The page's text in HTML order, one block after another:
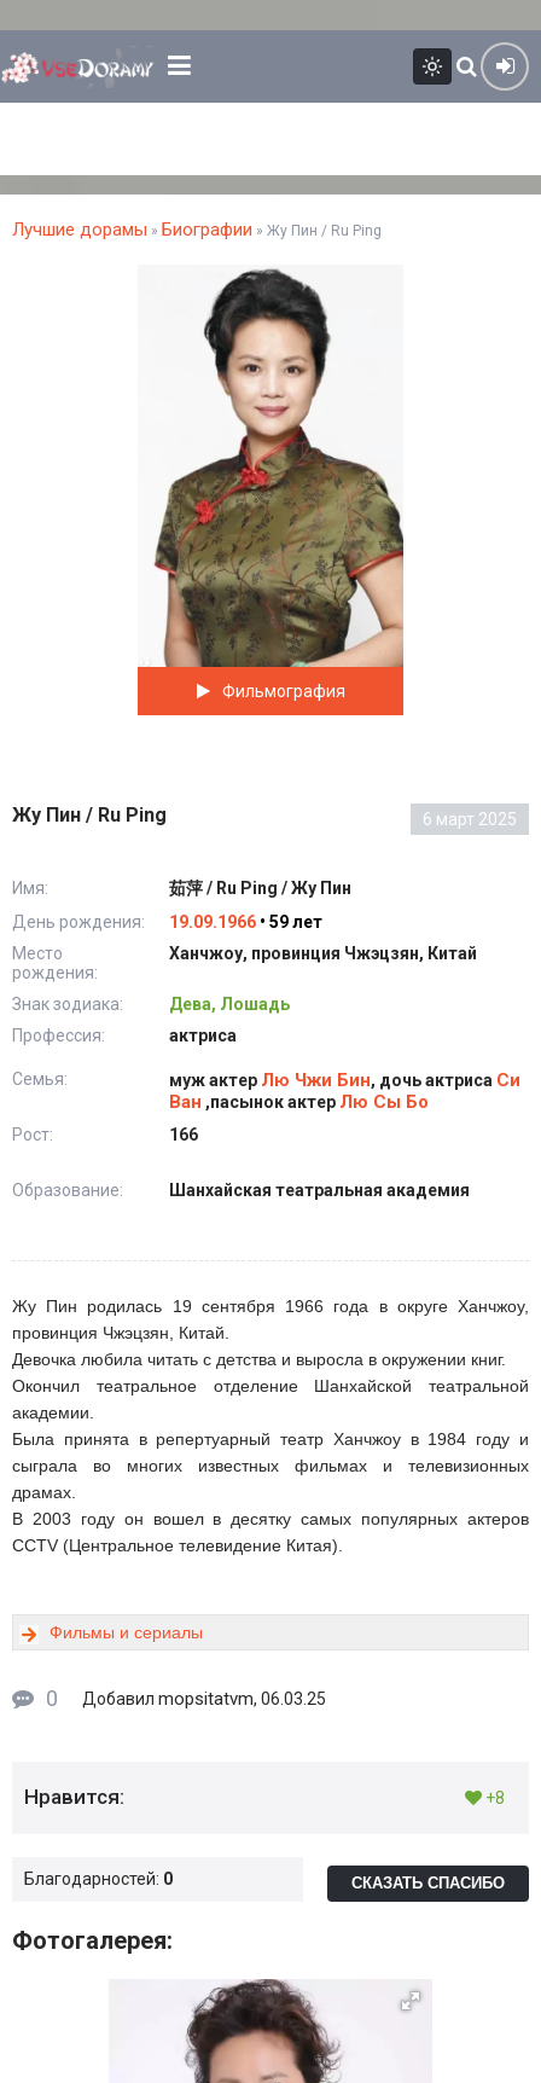
Лучшие дорамы » Биографии » Жу Пин / Ru Ping
Фильмография
Жу Пин / Ru Ping 6 март 2025
Имя:
茹萍 / Ru Ping / Жу Пин
День рождения:
19.09.1966 • 59 лет
Место
рождения:
Ханчжоу, провинция Чжэцзян, Китай
Знак зодиака:
Дева, Лошадь
Профессия:
актриса
Семья: муж актер Лю Чжи Бин, дочь актриса Си
Ван ,пасынок актер Лю Сы Бо
Рост: 166
Образование: Шанхайская театральная академия
Жу Пин родилась 19 сентября 1966 года в округе Ханчжоу,
провинция Чжэцзян, Китай.
Девочка любила читать с детства и выросла в окружении книг.
Окончил театральное отделение Шанхайской театральной
академии.
Была принята в репертуарный театр Ханчжоу в 1984 году и
сыграла во многих известных фильмах и телевизионных
драмах.
В 2003 году он вошел в десятку самых популярных актеров
CCTV (Центральное телевидение Китая).
Фильмы и сериалы
0 Добавил mopsitatvm, 06.03.25
Нравится: +8
Благодарностей: 0 СКАЗАТЬ СПАСИБО
Фотогалерея: